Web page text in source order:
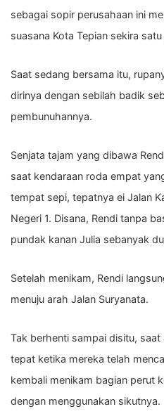
sebagai sopir perusahaan ini
suasana Kota Tepian sekira
Saat sedang bersama itu,
dirinya dengan sebilah badik
pembunuhannya.
Senjata tajam yang dibawa
saat kendaraan roda empat
tempat sepi, tepatnya ei Jalan
Negeri 1. Disana, Rendi tanpa
pundak kanan Julia sebanyak
Setelah menikam, Rendi
menuju arah Jalan Suryanata.
Tak berhenti sampai disitu,
tepat ketika mereka telah
kembali menikam bagian perut
dengan menggunakan sikutnya.